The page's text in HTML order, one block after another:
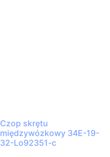
Czop skrętu
międzywózkowy 34E-19-
32-Lo92351-c